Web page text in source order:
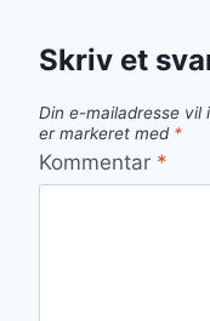
Skriv et
Din e-mailadresse vil
er markeret med *
Kommentar *